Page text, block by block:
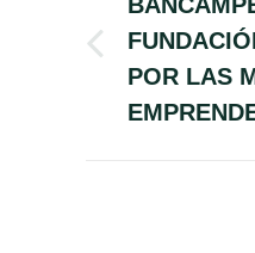
anterior:
POR LAS